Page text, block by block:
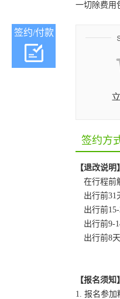
一切除费用
签约/付款
签约方
【退改说明】
在行程前
出行前31
出行前
出行前9-
出行前8
【报名须知】
1. 报名参加